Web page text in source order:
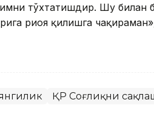
тўхтатишдир. Шу билан
риоя қилишга
ҚР Соғлиқни